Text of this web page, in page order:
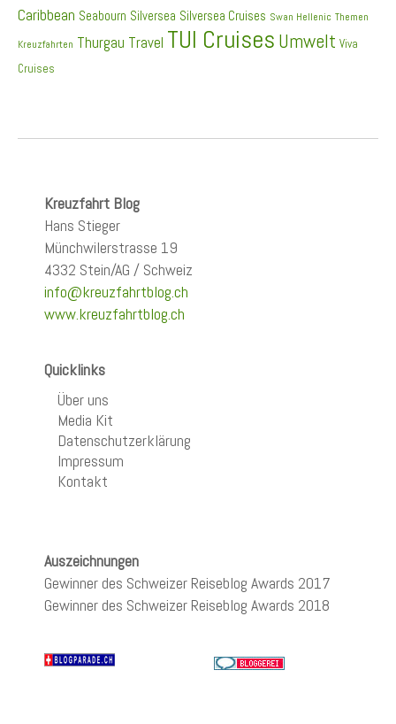
Caribbean Seabourn Silversea Silversea Cruises Swan Hellenic Themen
Kreuzfahrten Thurgau Travel TUI Cruises Umwelt Viva
Cruises
Kreuzfahrt Blog
Hans Stieger
Münchwilerstrasse 19
4332 Stein/AG / Schweiz
info@kreuzfahrtblog.ch
www.kreuzfahrtblog.ch
Quicklinks
Über uns
Media Kit
Datenschutzerklärung
Impressum
Kontakt
Auszeichnungen
Gewinner des Schweizer Reiseblog Awards 2017
Gewinner des Schweizer Reiseblog Awards 2018